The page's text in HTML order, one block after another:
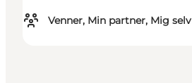
Venner, Min partner, Mig selv